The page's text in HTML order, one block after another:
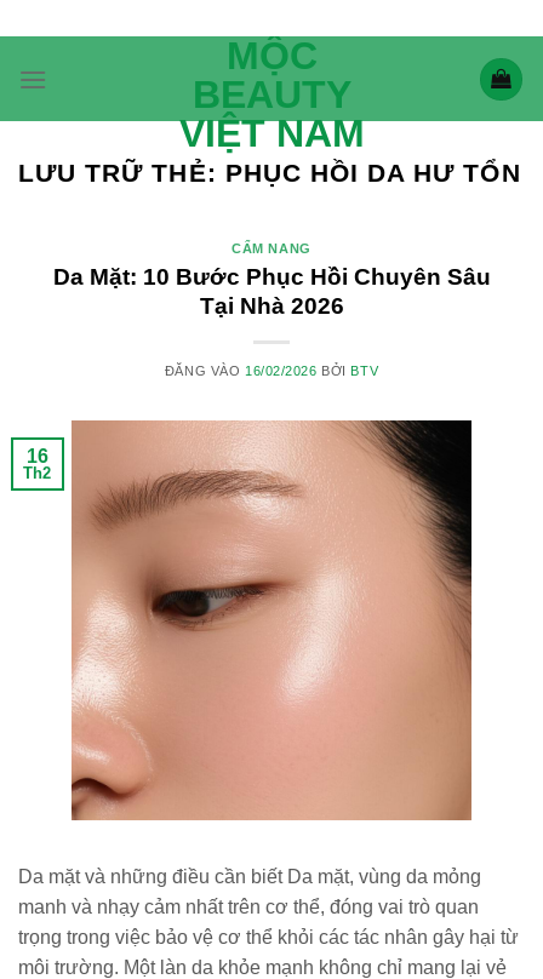
nội
MỘC
BEAUTY
VIỆT NAM
LƯU TRỮ THẺ: PHỤC HỒI DA HƯ TỔN
CẨM NANG
Da Mặt: 10 Bước Phục Hồi Chuyên Sâu
Tại Nhà 2026
ĐĂNG VÀO 16/02/2026 BỞI BTV
16
Th2
Da mặt và những điều cần biết Da mặt, vùng da mỏng
manh và nhạy cảm nhất trên cơ thể, đóng vai trò quan
trọng trong việc bảo vệ cơ thể khỏi các tác nhân gây hại từ
môi trường. Một làn da khỏe mạnh không chỉ mang lại vẻ